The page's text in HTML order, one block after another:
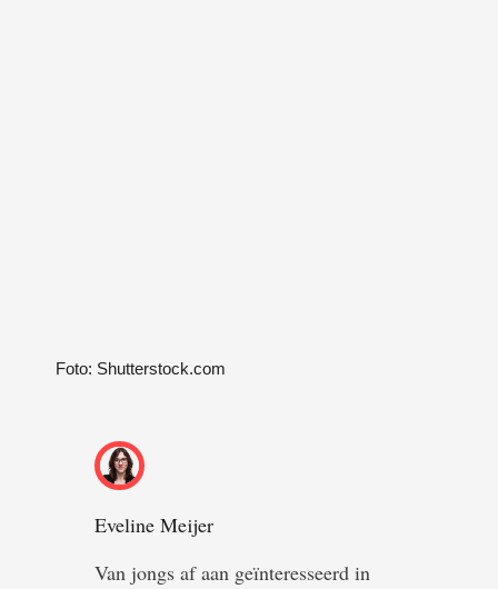
Foto: Shutterstock.com
Eveline Meijer
Van jongs af aan geïnteresseerd in